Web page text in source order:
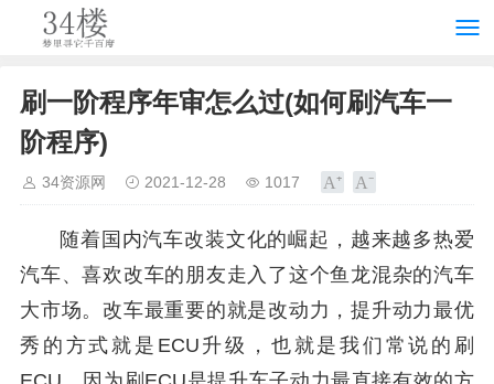
刷一阶程序年审怎么过(如何刷汽车一
阶程序)
34资源网 2021-12-28 1017
随着国内汽车改装文化的崛起，越来越多热爱
汽车、喜欢改车的朋友走入了这个鱼龙混杂的汽车
大市场。改车最重要的就是改动力，提升动力最优
秀的方式就是ECU升级，也就是我们常说的刷